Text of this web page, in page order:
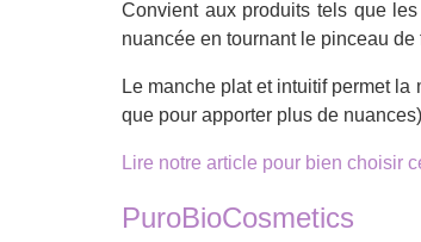
Convient aux produits tels que les
nuancée en tournant le pinceau
Le manche plat et intuitif permet
que pour apporter plus de
Lire notre article pour bien choisir
PuroBioCosmetics